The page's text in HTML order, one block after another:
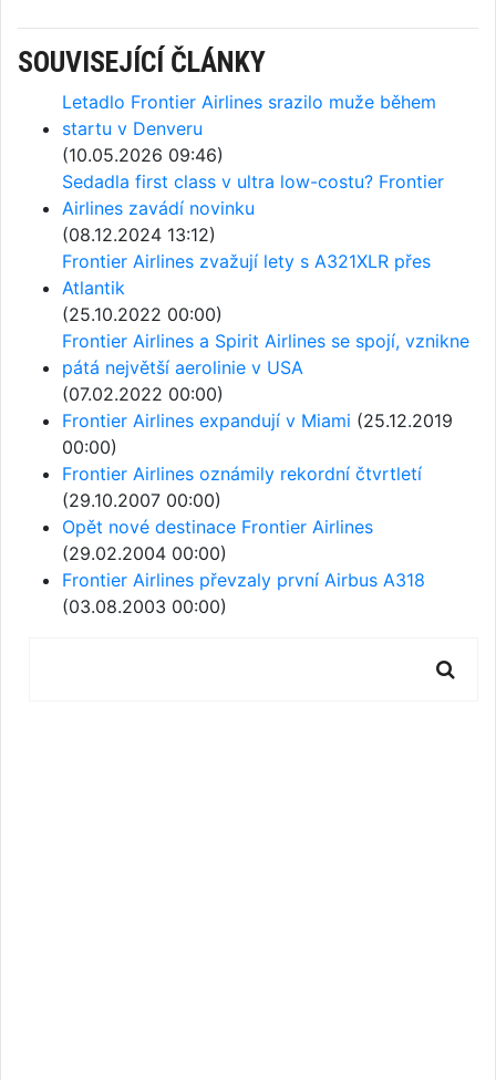
SOUVISEJÍCÍ ČLÁNKY
Letadlo Frontier Airlines srazilo muže během
startu v Denveru
(10.05.2026 09:46)
Sedadla first class v ultra low-costu? Frontier
Airlines zavádí novinku
(08.12.2024 13:12)
Frontier Airlines zvažují lety s A321XLR přes
Atlantik
(25.10.2022 00:00)
Frontier Airlines a Spirit Airlines se spojí, vznikne
pátá největší aerolinie v USA
(07.02.2022 00:00)
Frontier Airlines expandují v Miami (25.12.2019
00:00)
Frontier Airlines oznámily rekordní čtvrtletí
(29.10.2007 00:00)
Opět nové destinace Frontier Airlines
(29.02.2004 00:00)
Frontier Airlines převzaly první Airbus A318
(03.08.2003 00:00)